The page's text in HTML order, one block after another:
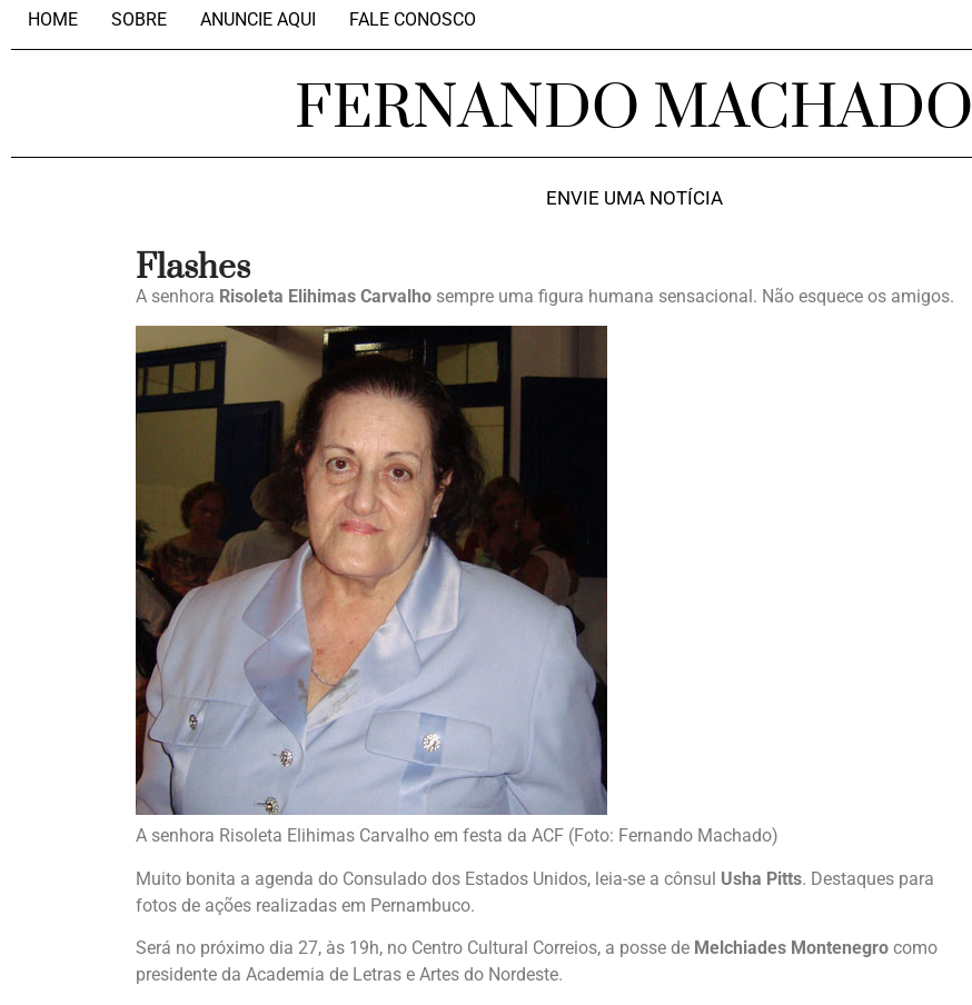
HOME SOBRE ANUNCIE AQUI FALE CONOSCO
FERNANDO MACHADO
ENVIE UMA NOTÍCIA
Flashes
A senhora Risoleta Elihimas Carvalho sempre uma figura humana sensacional. Não esquece os amigos.
A senhora Risoleta Elihimas Carvalho em festa da ACF (Foto: Fernando Machado)
Muito bonita a agenda do Consulado dos Estados Unidos, leia-se a cônsul Usha Pitts. Destaques para
fotos de ações realizadas em Pernambuco.
Será no próximo dia 27, às 19h, no Centro Cultural Correios, a posse de Melchiades Montenegro como
presidente da Academia de Letras e Artes do Nordeste.